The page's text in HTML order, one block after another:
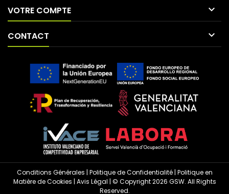
VOTRE COMPTE 
CONTACT 
Conditions Générales | Politique de Confidentialité| Politique en
Matière de Cookies | Avis Légal | © Copyright 2026 GSW. All Rights
Reserved.